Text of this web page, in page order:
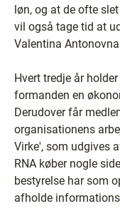
løn, og at de ofte
vil også tage tid at
Valentina
Hvert tredje år
formanden en
Derudover får
organisationens
Virke', som udgives
RNA køber nogle
bestyrelse har som
afholde